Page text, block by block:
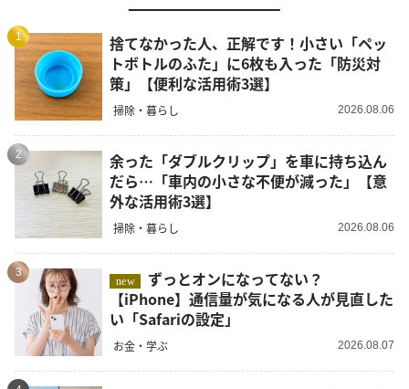
1
捨てなかった人、正解です！小さい「ペッ
トボトルのふた」に6枚も入った「防災対
策」【便利な活用術3選】
掃除・暮らし 2026.08.06
2
余った「ダブルクリップ」を車に持ち込ん
だら…「車内の小さな不便が減った」【意
外な活用術3選】
掃除・暮らし 2026.08.06
3
new
【iPhone】通信量が気になる人が見直した
い「Safariの設定」
お金・学ぶ 2026.08.07